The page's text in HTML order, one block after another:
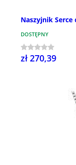
Naszyjnik
DOSTĘPNY
zł 270,39